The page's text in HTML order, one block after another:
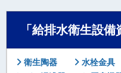
「給排水衛生設
衛生陶器 水栓金具